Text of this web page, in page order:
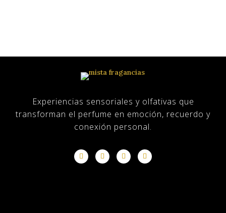
Experiencias sensoriales y olfativas que
transforman el perfume en emoción, recuerdo y
conexión personal.